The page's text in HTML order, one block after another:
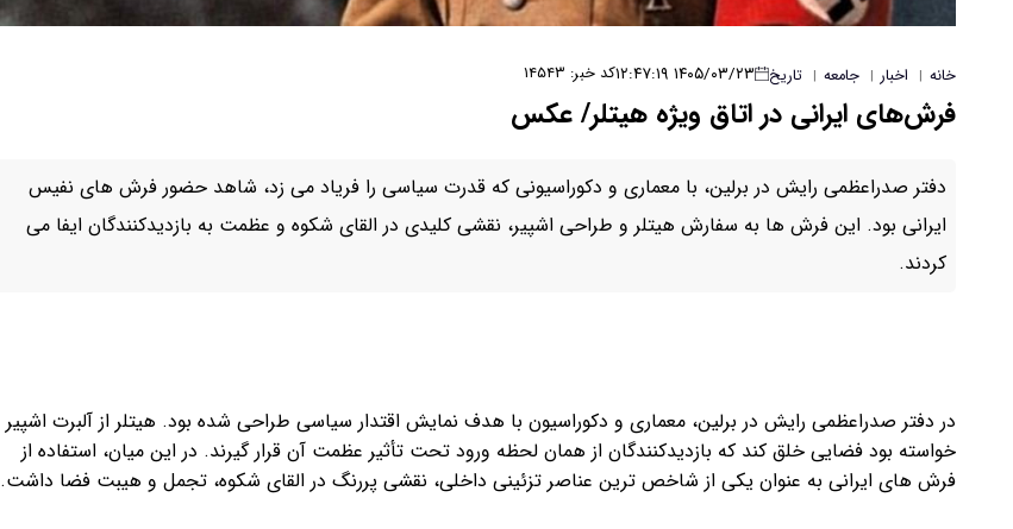
خانه | اخبار | جامعه | تاریخ ۱۴۰۵/۰۳/۲۳ ۱۲:۴۷:۱۹ کد خبر: ۱۴۵۴۳
فرش‌های ایرانی در اتاق ویژه هیتلر/ عکس
دفتر صدراعظمی رایش در برلین، با معماری و دکوراسیونی که قدرت سیاسی را فریاد می زد، شاهد حضور فرش های نفیس
ایرانی بود. این فرش ها به سفارش هیتلر و طراحی اشپیر، نقشی کلیدی در القای شکوه و عظمت به بازدیدکنندگان ایفا می
کردند.
در دفتر صدراعظمی رایش در برلین، معماری و دکوراسیون با هدف نمایش اقتدار سیاسی طراحی شده بود. هیتلر از آلبرت اشپیر
خواسته بود فضایی خلق کند که بازدیدکنندگان از همان لحظه ورود تحت تأثیر عظمت آن قرار گیرند. در این میان، استفاده از
فرش های ایرانی به عنوان یکی از شاخص ترین عناصر تزئینی داخلی، نقشی پررنگ در القای شکوه، تجمل و هیبت فضا داشت.